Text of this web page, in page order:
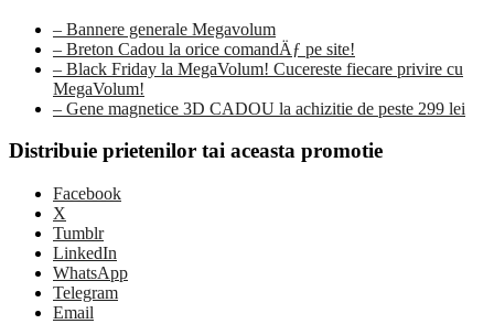
– Bannere generale Megavolum
– Breton Cadou la orice comandÄƒ pe site!
– Black Friday la MegaVolum! Cucereste fiecare privire cu
MegaVolum!
– Gene magnetice 3D CADOU la achizitie de peste 299 lei
Distribuie prietenilor tai aceasta promotie
Facebook
X
Tumblr
LinkedIn
WhatsApp
Telegram
Email